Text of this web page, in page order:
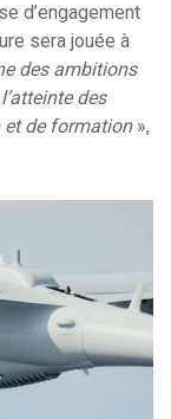
d’engagement
sera jouée à
des ambitions
des
et de formation»,